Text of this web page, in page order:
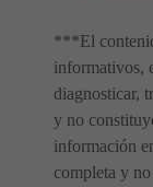
***El
informativos,
diagnosticar,
y no
información
completa y